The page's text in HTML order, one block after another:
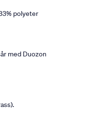
polyeter
med Duozon